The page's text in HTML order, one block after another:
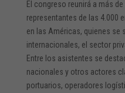
El congreso reunirá a más
representantes de las 4.000
en las Américas, quienes se
internacionales, el sector
Entre los asistentes se
nacionales y otros actores
portuarios, operadores